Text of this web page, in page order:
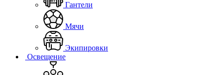
Гантели
Мячи
Экипировки
Освещение